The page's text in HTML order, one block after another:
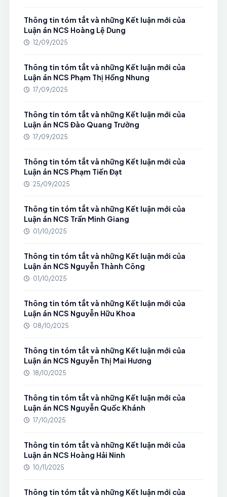
Thông tin tóm tắt và những Kết luận mới của
Luận án NCS Hoàng Lệ Dung
12/09/2025
Thông tin tóm tắt và những Kết luận mới của
Luận án NCS Phạm Thị Hồng Nhung
17/09/2025
Thông tin tóm tắt và những Kết luận mới của
Luận án NCS Đào Quang Trường
17/09/2025
Thông tin tóm tắt và những Kết luận mới của
Luận án NCS Phạm Tiến Đạt
25/09/2025
Thông tin tóm tắt và những Kết luận mới của
Luận án NCS Trần Minh Giang
01/10/2025
Thông tin tóm tắt và những Kết luận mới của
Luận án NCS Nguyễn Thành Công
01/10/2025
Thông tin tóm tắt và những Kết luận mới của
Luận án NCS Nguyễn Hữu Khoa
08/10/2025
Thông tin tóm tắt và những Kết luận mới của
Luận án NCS Nguyễn Thị Mai Hương
18/10/2025
Thông tin tóm tắt và những Kết luận mới của
Luận án NCS Nguyễn Quốc Khánh
17/10/2025
Thông tin tóm tắt và những Kết luận mới của
Luận án NCS Hoàng Hải Ninh
10/11/2025
Thông tin tóm tắt và những Kết luận mới của